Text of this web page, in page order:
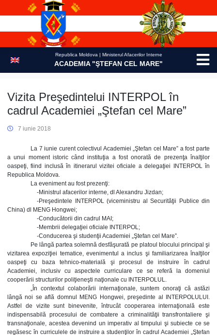
Republica Moldova | Ministerul Afacerilor Interne
ACADEMIA "ŞTEFAN CEL MARE"
Vizita Preşedintelui INTERPOL în
cadrul Academiei „Ştefan cel Mare”
7 iunie 2018
La 7 iunie curent colectivul Academiei „Ştefan cel Mare” a fost parte
a unui moment istoric când instituţia a fost onorată de prezenţa înalţilor
oaspeţi, fiind inclusă în itinerarul vizitei oficiale a delegaţiei INTERPOL în
Republica Moldova.
La eveniment au fost prezenţi:
-Ministrul afacerilor interne, dl Alexandru Jizdan;
-Preşedintele INTERPOL (viceministru al Securităţii Publice din
China) dl MENG Hongwei;
-Conducătorii din cadrul MAI;
-Membrii delegaţiei oficiale INTERPOL;
-Conducerea şi studenţii Academiei „Ştefan cel Mare”.
Pe lângă partea solemnă desfăşurată pe platoul blocului principal şi
vizitarea expoziţiei tematice, evenimentul a inclus şi familiarizarea înalţilor
oaspeţi cu baza tehnico-materială şi procesul de instruire în cadrul
Academiei, inclusiv cu aspectele curriculare ce se referă la domeniul
cooperării structurilor poliţieneşti naţionale cu INTERPOLUL.
„În contextul colaborării internaţionale, suntem onoraţi că astăzi
lângă noi se află domnul MENG Hongwei, preşedinte al INTERPOLULUI.
Astfel de vizite sunt binevenite, întrucât cooperarea internaţională este
indispensabilă procesului de combatere a criminalităţii transfrontaliere şi
transnaţionale, acestea devenind un imperativ al timpului şi subiecte ce se
regăsesc în curriculele de instruire a studenţilor în cadrul Academiei „Ştefan